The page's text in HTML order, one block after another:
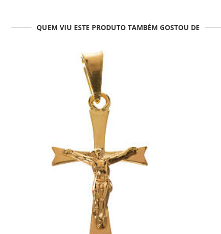
QUEM VIU ESTE PRODUTO TAMBÉM GOSTOU DE